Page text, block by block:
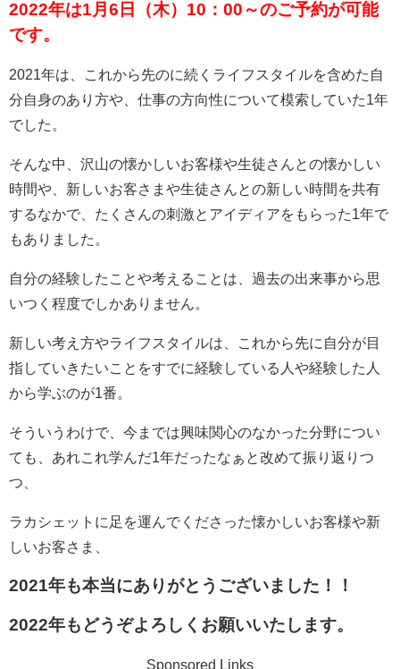
2022年は1月6日（木）10：00～のご予約が可能
です。
2021年は、これから先のに続くライフスタイルを含めた自
分自身のあり方や、仕事の方向性について模索していた1年
でした。
そんな中、沢山の懐かしいお客様や生徒さんとの懐かしい
時間や、新しいお客さまや生徒さんとの新しい時間を共有
するなかで、たくさんの刺激とアイディアをもらった1年で
もありました。
自分の経験したことや考えることは、過去の出来事から思
いつく程度でしかありません。
新しい考え方やライフスタイルは、これから先に自分が目
指していきたいことをすでに経験している人や経験した人
から学ぶのが1番。
そういうわけで、今までは興味関心のなかった分野につい
ても、あれこれ学んだ1年だったなぁと改めて振り返りつ
つ、
ラカシェットに足を運んでくださった懐かしいお客様や新
しいお客さま、
2021年も本当にありがとうございました！！
2022年もどうぞよろしくお願いいたします。
Sponsored Links